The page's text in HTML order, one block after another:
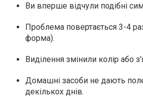
Ви вперше відчули подібні
Проблема повертається 3-4
форма).
Виділення змінили колір або
Домашні засоби не дають
декількох днів.